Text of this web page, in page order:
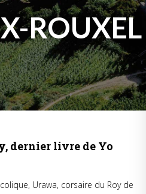
ROUXEL
dernier livre de Yo
Urawa, corsaire du Roy de